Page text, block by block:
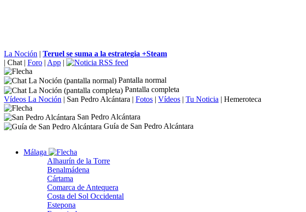
La Noción | Teruel se suma a la estrategia +Steam
| Chat | Foro | App |
Pantalla normal
Pantalla completa
Vídeos La Noción | San Pedro Alcántara | Fotos | Vídeos | Tu Noticia | Hemeroteca
San Pedro Alcántara
Guía de San Pedro Alcántara
Málaga
Alhaurín de la Torre
Benalmádena
Cártama
Comarca de Antequera
Costa del Sol Occidental
Estepona